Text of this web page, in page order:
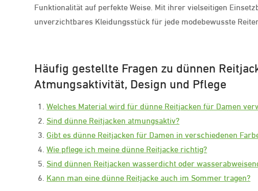
Funktionalität auf perfekte Weise. Mit ihrer vielseitigen
unverzichtbares Kleidungsstück für jede modebewusste
Häufig gestellte Fragen zu dünnen
Atmungsaktivität, Design und Pflege
Welches Material wird für dünne Reitjacken für Damen
Sind dünne Reitjacken atmungsaktiv?
Gibt es dünne Reitjacken für Damen in verschiedenen
Wie pflege ich meine dünne Reitjacke richtig?
Sind dünnen Reitjacken wasserdicht oder
Kann man eine dünne Reitjacke auch im Sommer tragen?